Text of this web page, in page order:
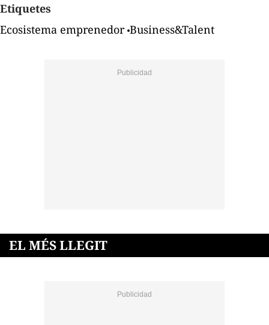
Etiquetes
Ecosistema emprenedor Business&Talent
EL MÉS LLEGIT